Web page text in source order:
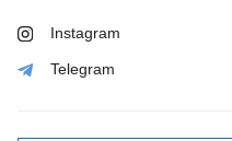
Instagram
Telegram